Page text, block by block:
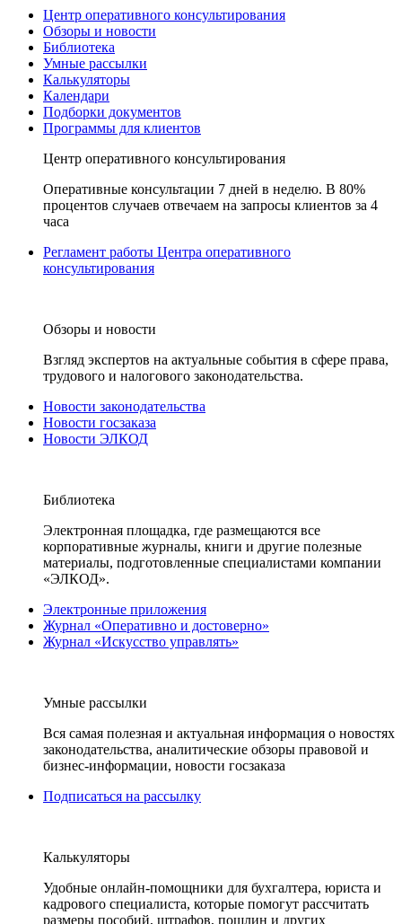
Центр оперативного консультирования
Обзоры и новости
Библиотека
Умные рассылки
Калькуляторы
Календари
Подборки документов
Программы для клиентов
Центр оперативного консультирования
Оперативные консультации 7 дней в неделю. В 80%
процентов случаев отвечаем на запросы клиентов за 4
часа
Регламент работы Центра оперативного
консультирования
Обзоры и новости
Взгляд экспертов на актуальные события в сфере права,
трудового и налогового законодательства.
Новости законодательства
Новости госзаказа
Новости ЭЛКОД
Библиотека
Электронная площадка, где размещаются все
корпоративные журналы, книги и другие полезные
материалы, подготовленные специалистами компании
«ЭЛКОД».
Электронные приложения
Журнал «Оперативно и достоверно»
Журнал «Искусство управлять»
Умные рассылки
Вся самая полезная и актуальная информация о новостях
законодательства, аналитические обзоры правовой и
бизнес-информации, новости госзаказа
Подписаться на рассылку
Калькуляторы
Удобные онлайн-помощники для бухгалтера, юриста и
кадрового специалиста, которые помогут рассчитать
размеры пособий, штрафов, пошлин и других